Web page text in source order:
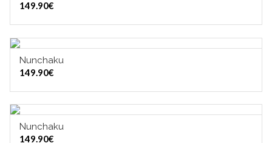
149.90€
Nunchaku
149.90€
Nunchaku
149.90€